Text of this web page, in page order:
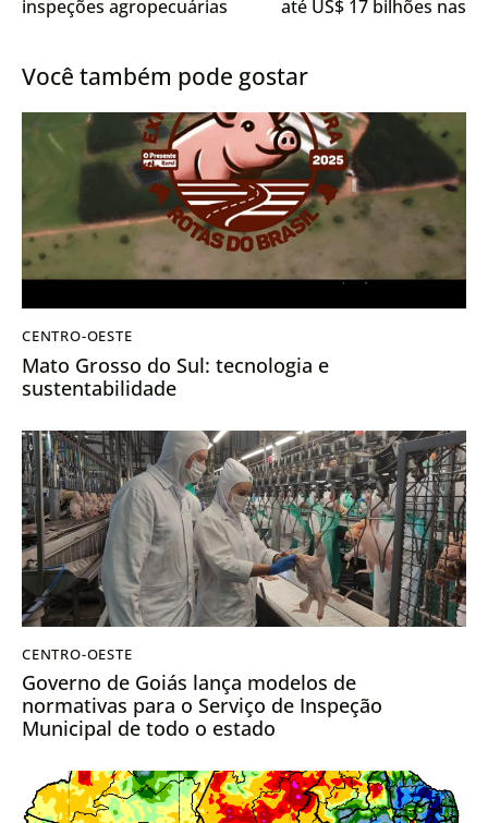
inspeções agropecuárias
até US$ 17 bilhões nas
Você também pode gostar
CENTRO-OESTE
Mato Grosso do Sul: tecnologia e
sustentabilidade
CENTRO-OESTE
Governo de Goiás lança modelos de
normativas para o Serviço de Inspeção
Municipal de todo o estado